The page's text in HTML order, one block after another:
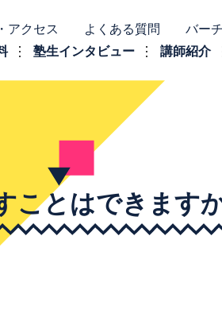
アクセス よくある質問 バー
塾生インタビュー 講師紹介
ことはできます